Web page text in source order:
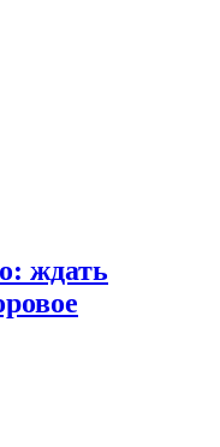
ждать